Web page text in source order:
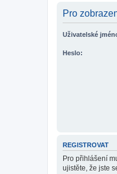
Pro
Uživatelské
Heslo:
REGISTROVAT
Pro přihlášení
ujistěte, že jste